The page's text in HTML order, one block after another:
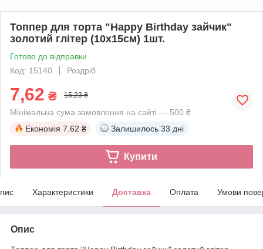
Топпер для торта "Happy Birthday зайчик"
золотий глітер (10х15см) 1шт.
Готово до відправки
Код: 15140
Роздріб
7,62 ₴ 15,23 ₴
Мінімальна сума замовлення на сайті — 500 ₴
Економія 7.62 ₴ Залишилось 33 дні
Купити
Характеристики Доставка Оплата Умови
Опис